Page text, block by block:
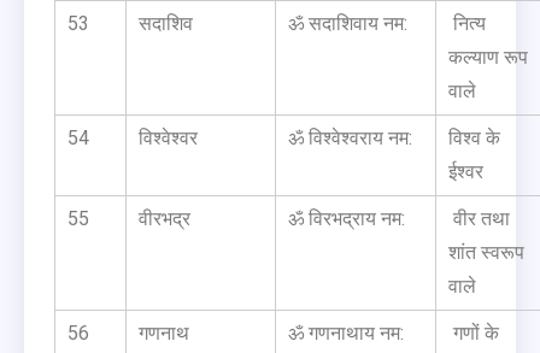
53 सदाशिव ॐ सदाशिवाय नम:
नित्य
कल्याण रूप
वाले
54 विश्वेश्वर ॐ विश्वेश्वराय नम:
विश्व के
ईश्वर
55 वीरभद्र ॐ विरभद्राय नम:
वीर तथा
शांत स्वरूप
वाले
56 गणनाथ ॐ गणनाथाय नम:
गणों के